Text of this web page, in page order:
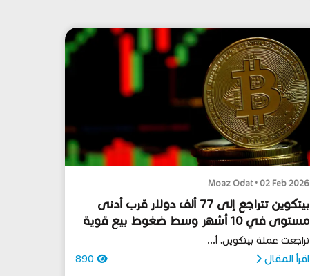
Moaz Odat • 02 Feb 2026
بيتكوين تتراجع إلى 77 ألف دولار قرب أدنى
مستوى في 10 أشهر وسط ضغوط بيع قوية
تراجعت عملة بيتكوين، أ...
اقرأ المقال 890